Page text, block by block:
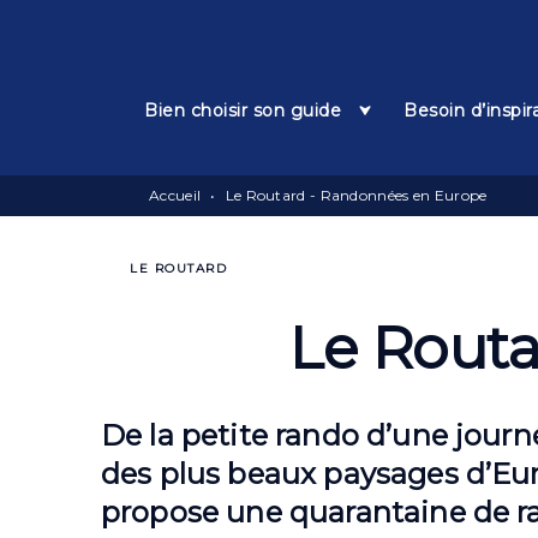
Bien choisir son guide Besoin
Accueil • Le Routard - Randonnées en Europe
LE ROUTARD
Le
De la petite rando d’une
des plus beaux paysages
propose une quarantaine de